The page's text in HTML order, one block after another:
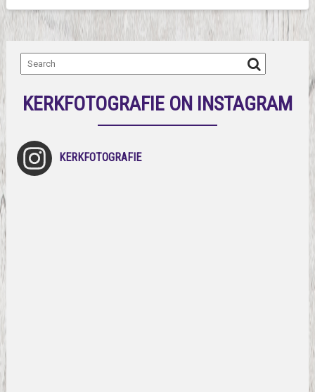
KERKFOTOGRAFIE ON INSTAGRAM
KERKFOTOGRAFIE